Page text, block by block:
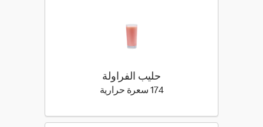
حليب الفراولة
174 سعرة حرارية